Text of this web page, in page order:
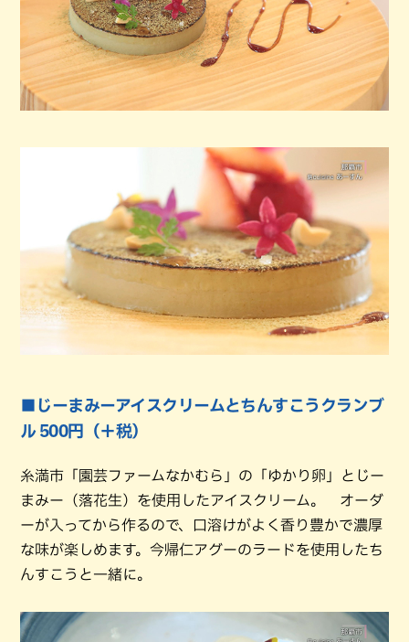
■じーまみーアイスクリームとちんすこうクランブ
ル 500円（＋税）
糸満市「園芸ファームなかむら」の「ゆかり卵」とじー
まみー（落花生）を使用したアイスクリーム。 オーダ
ーが入ってから作るので、口溶けがよく香り豊かで濃厚
な味が楽しめます。今帰仁アグーのラードを使用したち
んすこうと一緒に。